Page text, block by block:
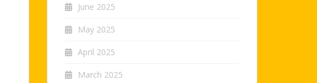
June 2025
May 2025
April 2025
March 2025